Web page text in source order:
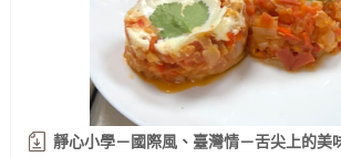
靜心小學－國際風、臺灣情－舌尖上的美